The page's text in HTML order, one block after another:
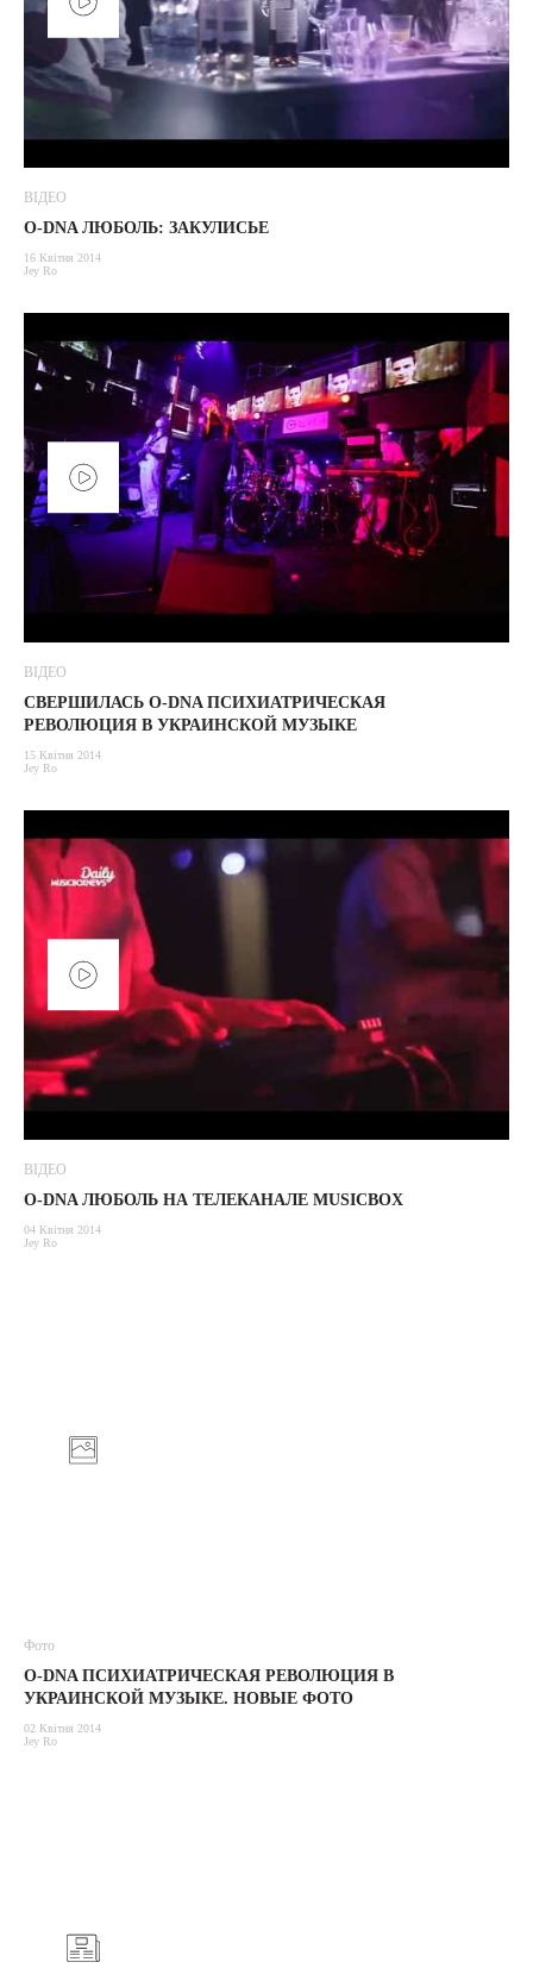
ВІДЕО
O-DNA ЛЮБОЛЬ: ЗАКУЛИСЬЕ
16 Квітня 2014
Jey Ro
ВІДЕО
СВЕРШИЛАСЬ O-DNA ПСИХИАТРИЧЕСКАЯ
РЕВОЛЮЦИЯ В УКРАИНСКОЙ МУЗЫКЕ
15 Квітня 2014
Jey Ro
ВІДЕО
O-DNA ЛЮБОЛЬ НА ТЕЛЕКАНАЛЕ MUSICBOX
04 Квітня 2014
Jey Ro
Фото
O-DNA ПСИХИАТРИЧЕСКАЯ РЕВОЛЮЦИЯ В
УКРАИНСКОЙ МУЗЫКЕ. НОВЫЕ ФОТО
02 Квітня 2014
Jey Ro